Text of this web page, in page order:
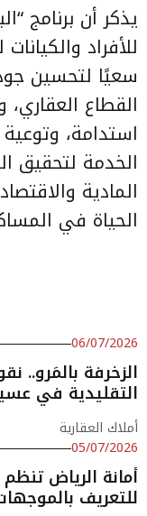
يذكر أن برنامج
للأفراد
سعيًا لتحسين
القطاع العقاري،
استدامة،
الخدمة لتحقيق
المادية
الحياة في
06/07/2026
الزخرفة بالمَرو..
التقليدية في
أملاك العقارية
05/07/2026
أمانة الرياض
للتعريف